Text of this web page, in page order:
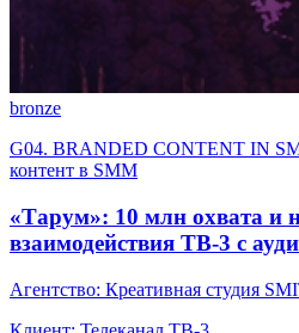
bronze
G04. BRANDED CONTENT IN
контент в SMM
«Тарум»: 10 млн охвата и
взаимодействия ТВ-3 с
Агентство: Креативная студия